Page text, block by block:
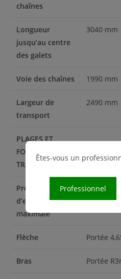
chaînes
Longueur
jusqu’au centre
des galets
3040 mm
Voie des chaînes 1990 mm
Largeur de
transport
2490 mm
PLAGES ET
FORCES DE
TRAVAIL
Profondeur
d’excavation
maximale
5990 mm
Flèche Portée
Bras Portée
Êtes-vous un
Professionnel